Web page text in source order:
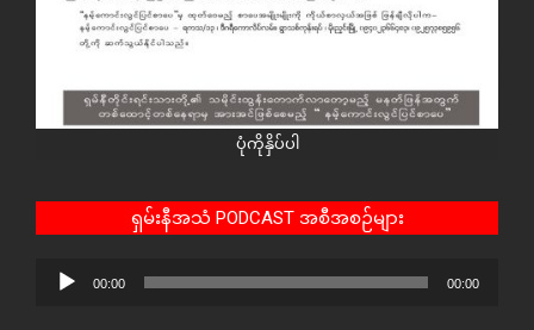
ပုံကိုနှိပ်ပါ
ရှမ်းနီအသံ PODCAST အစီအစဉ်များ
Audio
00:00 00:00